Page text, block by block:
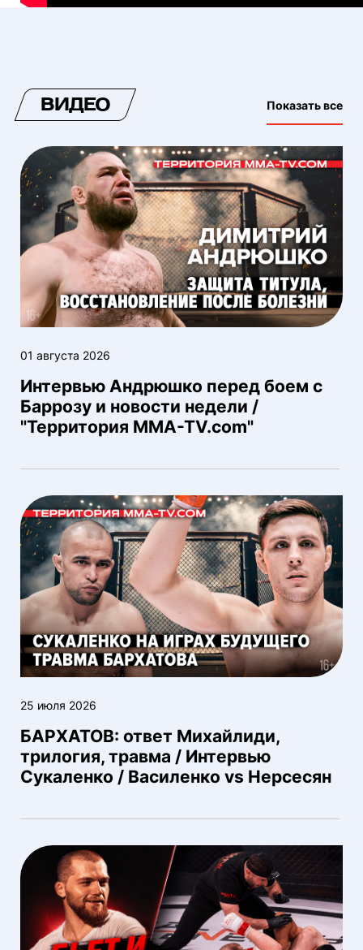
ВИДЕО Показать все
01 августа 2026
Интервью Андрюшко перед боем с
Баррозу и новости недели /
"Территория MMA-TV.com"
25 июля 2026
БАРХАТОВ: ответ Михайлиди,
трилогия, травма / Интервью
Сукаленко / Василенко vs Нерсесян